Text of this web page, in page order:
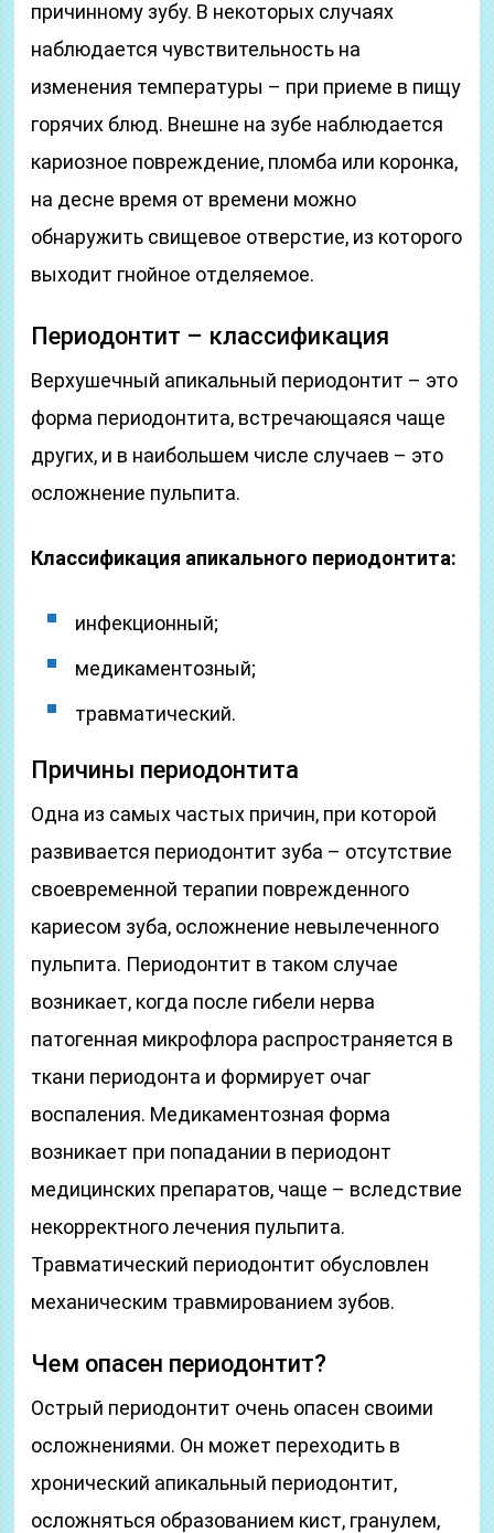
причинному зубу. В некоторых случаях
наблюдается чувствительность на
изменения температуры – при приеме в пищу
горячих блюд. Внешне на зубе наблюдается
кариозное повреждение, пломба или коронка,
на десне время от времени можно
обнаружить свищевое отверстие, из которого
выходит гнойное отделяемое.
Периодонтит – классификация
Верхушечный апикальный периодонтит – это
форма периодонтита, встречающаяся чаще
других, и в наибольшем числе случаев – это
осложнение пульпита.
Классификация апикального периодонтита:
инфекционный;
медикаментозный;
травматический.
Причины периодонтита
Одна из самых частых причин, при которой
развивается периодонтит зуба – отсутствие
своевременной терапии поврежденного
кариесом зуба, осложнение невылеченного
пульпита. Периодонтит в таком случае
возникает, когда после гибели нерва
патогенная микрофлора распространяется в
ткани периодонта и формирует очаг
воспаления. Медикаментозная форма
возникает при попадании в периодонт
медицинских препаратов, чаще – вследствие
некорректного лечения пульпита.
Травматический периодонтит обусловлен
механическим травмированием зубов.
Чем опасен периодонтит?
Острый периодонтит очень опасен своими
осложнениями. Он может переходить в
хронический апикальный периодонтит,
осложняться образованием кист, гранулем,